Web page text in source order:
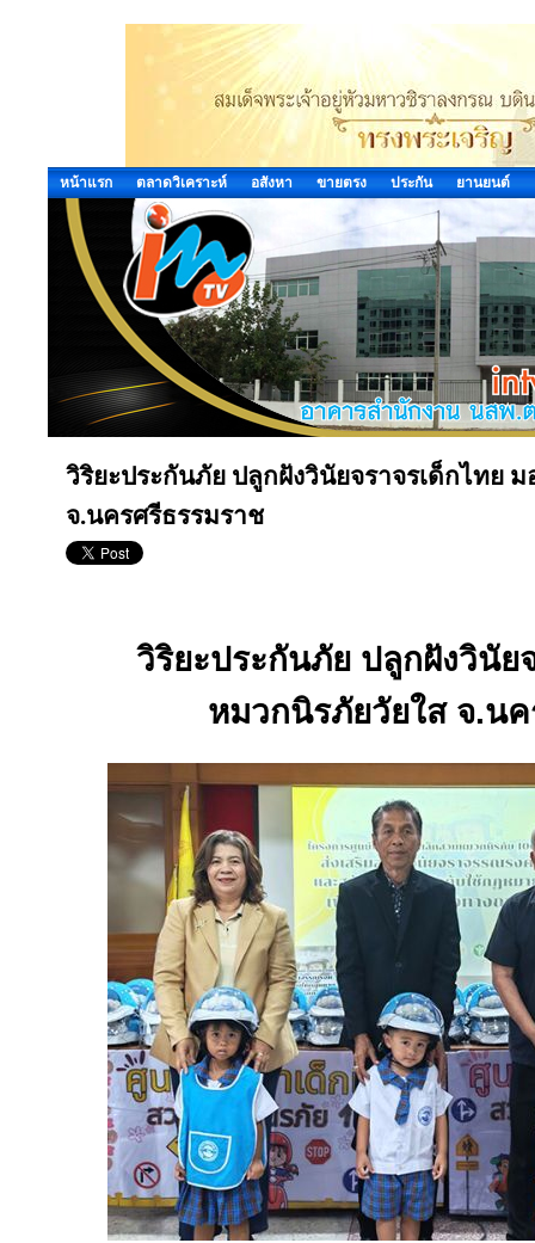
หน้าแรก ตลาดวิเคราะห์ อสังหา ขายตรง ประกัน ยานยนต์
วิริยะประกันภัย ปลูกฝังวินัยจราจรเด็กไทย
จ.นครศรีธรรมราช
วิริยะประกันภัย ปลูกฝังวินัย
หมวกนิรภัยวัยใส จ.น